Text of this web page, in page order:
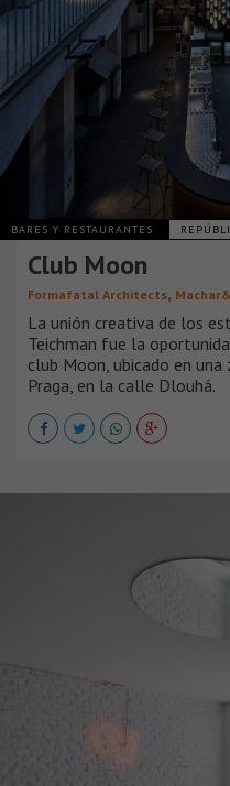
BARES Y RESTAURANTES
Club Moon
Formafatal Architects,
La unión creativa de los
Teichman fue la
club Moon, ubicado en
Praga, en la calle Dlouhá.